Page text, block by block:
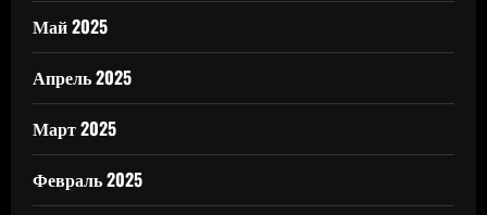
Май 2025
Апрель 2025
Март 2025
Февраль 2025